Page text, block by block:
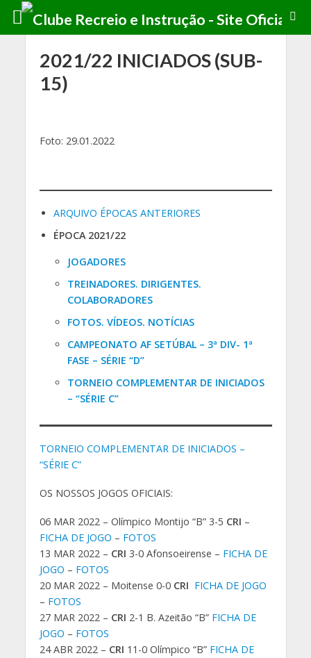
2021/22 INICIADOS (SUB-
15)
Foto: 29.01.2022
ARQUIVO ÉPOCAS ANTERIORES
ÉPOCA 2021/22
JOGADORES
TREINADORES. DIRIGENTES.
COLABORADORES
FOTOS. VÍDEOS. NOTÍCIAS
CAMPEONATO AF SETÚBAL – 3ª DIV- 1ª
FASE – SÉRIE “D”
TORNEIO COMPLEMENTAR DE INICIADOS
– “SÉRIE C”
TORNEIO COMPLEMENTAR DE INICIADOS –
“SÉRIE C”
OS NOSSOS JOGOS OFICIAIS:
06 MAR 2022 – Olímpico Montijo “B” 3-5 CRI –
FICHA DE JOGO – FOTOS
13 MAR 2022 – CRI 3-0 Afonsoeirense – FICHA DE
JOGO – FOTOS
20 MAR 2022 – Moitense 0-0 CRI FICHA DE JOGO
– FOTOS
27 MAR 2022 – CRI 2-1 B. Azeitão “B” FICHA DE
JOGO – FOTOS
24 ABR 2022 – CRI 11-0 Olímpico “B” FICHA DE